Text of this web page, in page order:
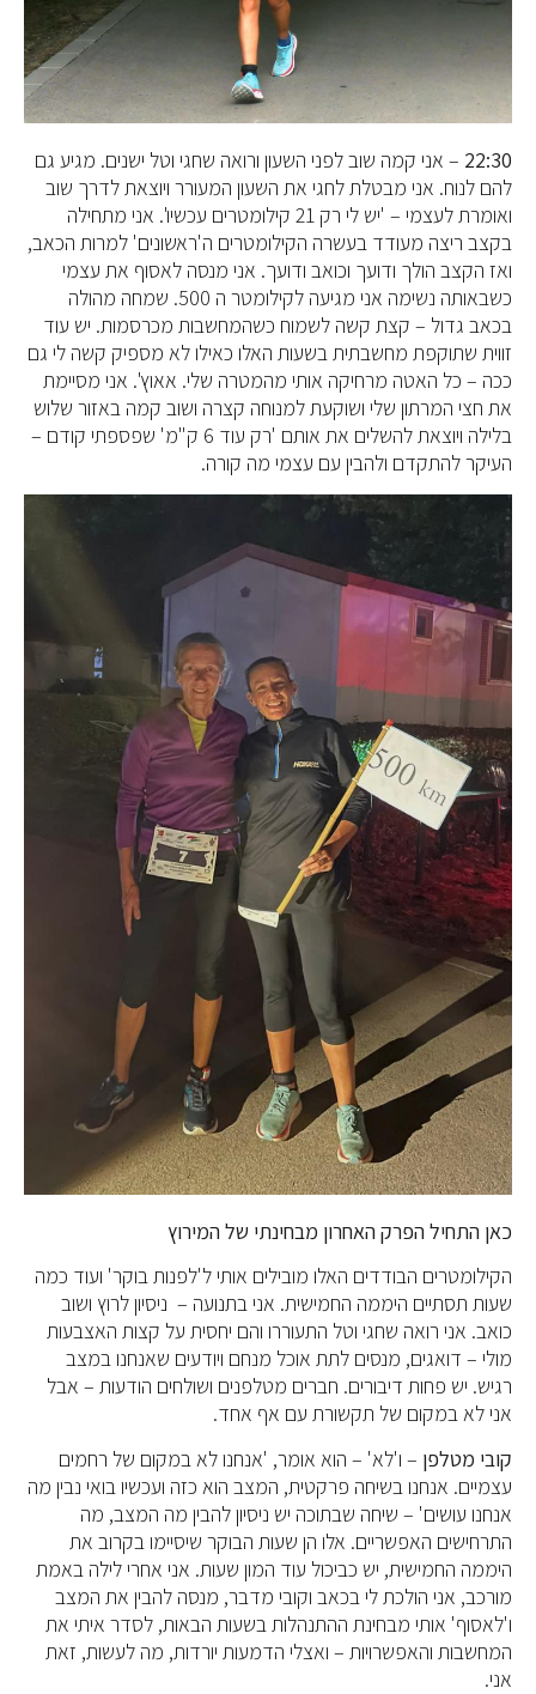
22:30 – אני קמה שוב לפני השעון ורואה שחגי וטל ישנים. מגיע גם
להם לנוח. אני מבטלת לחגי את השעון המעורר ויוצאת לדרך שוב
ואומרת לעצמי – 'יש לי רק 21 קילומטרים עכשיו'. אני מתחילה
בקצב ריצה מעודד בעשרה הקילומטרים ה'ראשונים' למרות הכאב,
ואז הקצב הולך ודועך וכואב ודועך. אני מנסה לאסוף את עצמי
כשבאותה נשימה אני מגיעה לקילומטר ה 500. שמחה מהולה
בכאב גדול – קצת קשה לשמוח כשהמחשבות מכרסמות. יש עוד
זווית שתוקפת מחשבתית בשעות האלו כאילו לא מספיק קשה לי גם
ככה – כל האטה מרחיקה אותי מהמטרה שלי. אאוץ'. אני מסיימת
את חצי המרתון שלי ושוקעת למנוחה קצרה ושוב קמה באזור שלוש
בלילה ויוצאת להשלים את אותם 'רק עוד 6 ק"מ' שפספתי קודם –
העיקר להתקדם ולהבין עם עצמי מה קורה.
כאן התחיל הפרק האחרון מבחינתי של המירוץ
הקילומטרים הבודדים האלו מובילים אותי ל'לפנות בוקר' ועוד כמה
שעות תסתיים היממה החמישית. אני בתנועה – ניסיון לרוץ ושוב
כואב. אני רואה שחגי וטל התעוררו והם יחסית על קצות האצבעות
מולי – דואגים, מנסים לתת אוכל מנחם ויודעים שאנחנו במצב
רגיש. יש פחות דיבורים. חברים מטלפנים ושולחים הודעות – אבל
אני לא במקום של תקשורת עם אף אחד.
קובי מטלפן – ו'לא' – הוא אומר, 'אנחנו לא במקום של רחמים
עצמיים. אנחנו בשיחה פרקטית, המצב הוא כזה ועכשיו בואי נבין מה
אנחנו עושים' – שיחה שבתוכה יש ניסיון להבין מה המצב, מה
התרחישים האפשריים. אלו הן שעות הבוקר שיסיימו בקרוב את
היממה החמישית, יש כביכול עוד המון שעות. אני אחרי לילה באמת
מורכב, אני הולכת לי בכאב וקובי מדבר, מנסה להבין את המצב
ו'לאסוף' אותי מבחינת ההתנהלות בשעות הבאות, לסדר איתי את
המחשבות והאפשרויות – ואצלי הדמעות יורדות, מה לעשות, זאת
אני.